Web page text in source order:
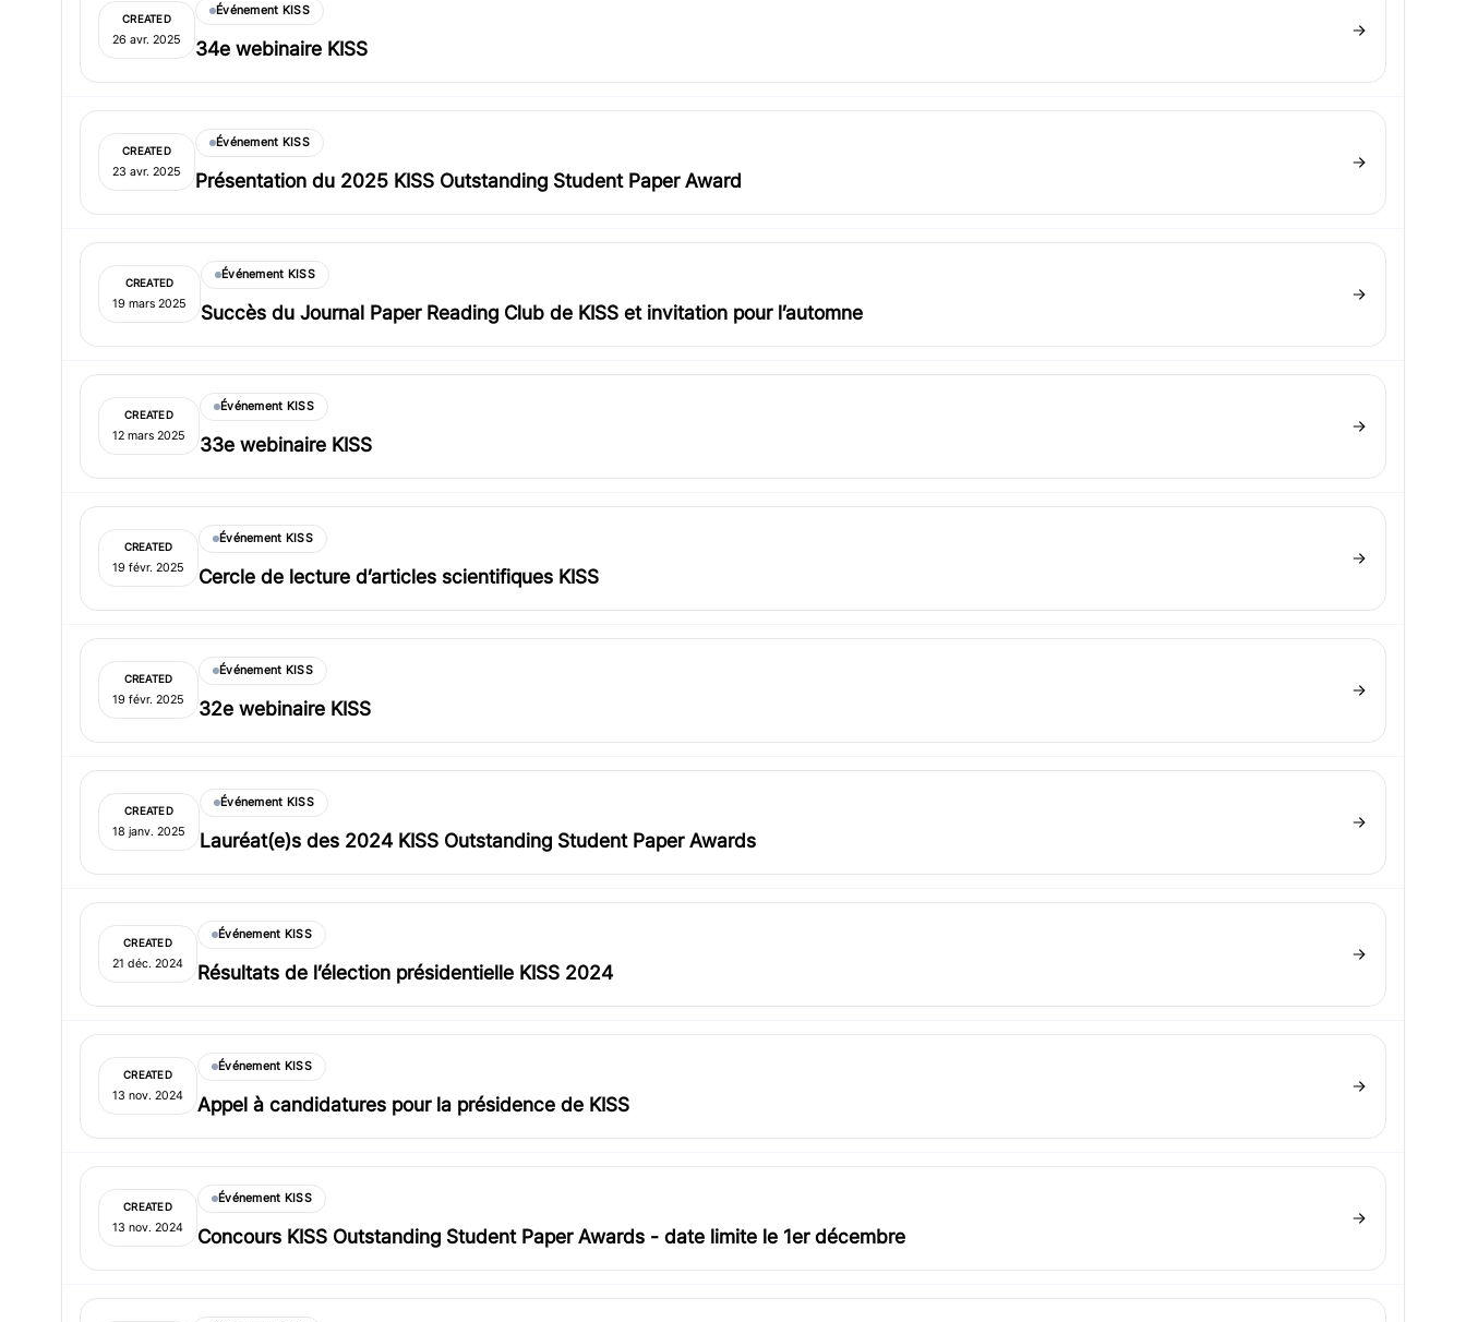
CREATED
26 avr. 2025
Événement KISS
34e webinaire KISS
CREATED
23 avr. 2025
Événement KISS
Présentation du 2025 KISS Outstanding Student Paper Award
CREATED
19 mars 2025
Événement KISS
Succès du Journal Paper Reading Club de KISS et invitation pour l’automne
CREATED
12 mars 2025
Événement KISS
33e webinaire KISS
CREATED
19 févr. 2025
Événement KISS
Cercle de lecture d’articles scientifiques KISS
CREATED
19 févr. 2025
Événement KISS
32e webinaire KISS
CREATED
18 janv. 2025
Événement KISS
Lauréat(e)s des 2024 KISS Outstanding Student Paper Awards
CREATED
21 déc. 2024
Événement KISS
Résultats de l’élection présidentielle KISS 2024
CREATED
13 nov. 2024
Événement KISS
Appel à candidatures pour la présidence de KISS
CREATED
13 nov. 2024
Événement KISS
Concours KISS Outstanding Student Paper Awards - date limite le 1er décembre